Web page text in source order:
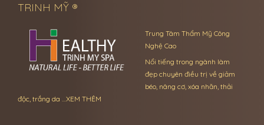
TRINH MỸ ®
Trung Tâm Thẩm Mỹ Công
Nghệ Cao
Nổi tiếng trong ngành làm
đẹp chuyên điều trị về giảm
béo, nâng cơ, xóa nhăn, thải
độc, trắng da …XEM THÊM